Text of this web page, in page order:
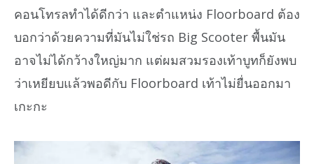
คอนโทรลทำได้ดีกว่า และตำแหน่ง Floorboard ต้อง
บอกว่าด้วยความที่มันไม่ใช่รถ Big Scooter พื้นมัน
อาจไม่ได้กว้างใหญ่มาก แต่ผมสวมรองเท้าบูทก็ยังพบ
ว่าเหยียบแล้วพอดีกับ Floorboard เท้าไม่ยื่นออกมา
เกะกะ